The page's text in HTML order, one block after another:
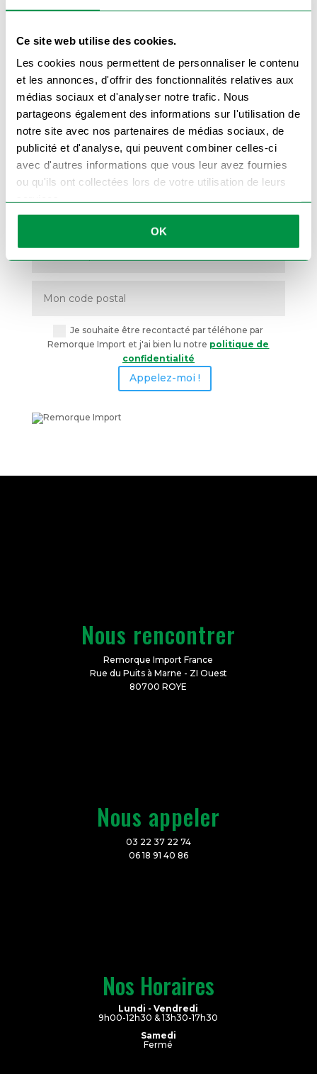
Ce site web utilise des cookies.
Les cookies nous permettent de personnaliser le contenu
et les annonces, d'offrir des fonctionnalités relatives aux
médias sociaux et d'analyser notre trafic. Nous
partageons également des informations sur l'utilisation de
notre site avec nos partenaires de médias sociaux, de
publicité et d'analyse, qui peuvent combiner celles-ci
avec d'autres informations que vous leur avez fournies
ou qu'ils ont collectées lors de votre utilisation de leurs
services.
OK
Livraison accessoires et pièces détachées 48h
Commande traitée en 24h chrono
On vous rappelle !
Je souhaite être recontacté par téléhone par
Remorque Import et j'ai bien lu notre politique de
confidentialité
Appelez-moi !
Nous rencontrer
Remorque Import France
Rue du Puits à Marne - ZI Ouest
80700 ROYE
Nous appeler
03 22 37 22 74
06 18 91 40 86
Nos Horaires
Lundi - Vendredi
9h00-12h30 & 13h30-17h30
Samedi
Fermé